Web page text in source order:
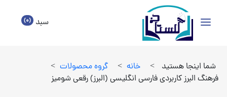
سبد (0)
شما اینجا هستید > خانه > گروه محصولات >
فرهنگ البرز کاربردی فارسی انگلیسی (البرز) رقعی شومیز